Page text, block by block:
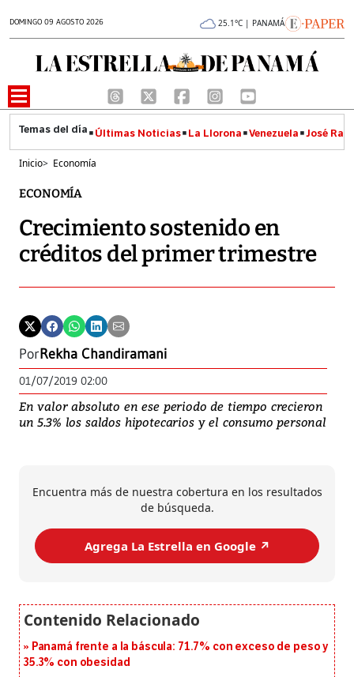
DOMINGO 09 AGOSTO 2026 25.1°C | PANAMÁ
Últimas Noticias La Llorona Venezuela José
Inicio> Economía
ECONOMÍA
Crecimiento sostenido en
créditos del primer trimestre
PorRekha Chandiramani
01/07/2019 02:00
En valor absoluto en ese periodo de tiempo crecieron
un 5.3% los saldos hipotecarios y el consumo personal
Encuentra más de nuestra cobertura en los resultados
de búsqueda.
Agrega La Estrella en Google ↗️
Panamá frente a la báscula: 71.7% con exceso de peso y
35.3% con obesidad